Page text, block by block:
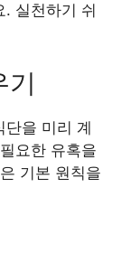
실천하기 쉬
기
단을 미리 계
요한 유혹을
기본 원칙을